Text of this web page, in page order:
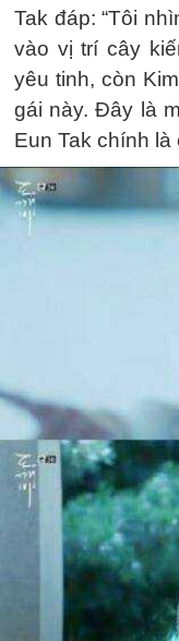
Tak đáp: “Tôi
vào vị trí cây
yêu tinh, còn
gái này. Đây là
Eun Tak chính